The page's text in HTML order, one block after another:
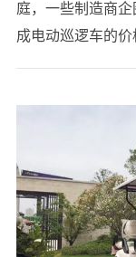
庭，一些制造商
成电动巡逻车的价